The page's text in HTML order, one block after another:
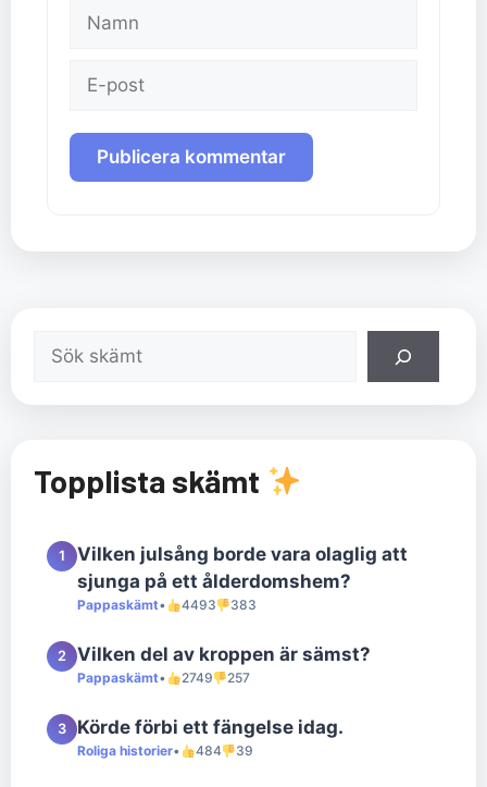
Namn
Sök
Topplista skämt
1
Vilken julsång borde vara olaglig att
sjunga på ett ålderdomshem?
Pappaskämt• 4493 383
2 Vilken del av kroppen är sämst?
Pappaskämt• 2749 257
3 Körde förbi ett fängelse idag.
Roliga historier• 484 39